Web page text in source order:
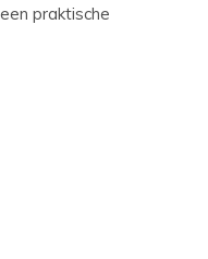
praktische